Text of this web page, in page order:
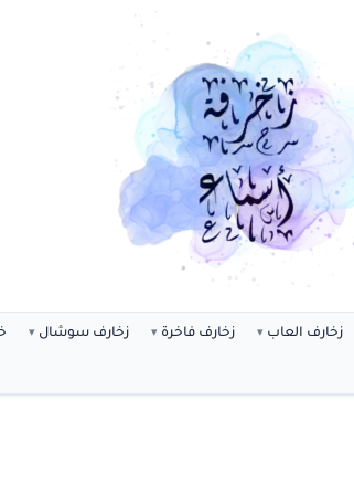
زخارف العاب زخارف فاخرة زخارف سوشال